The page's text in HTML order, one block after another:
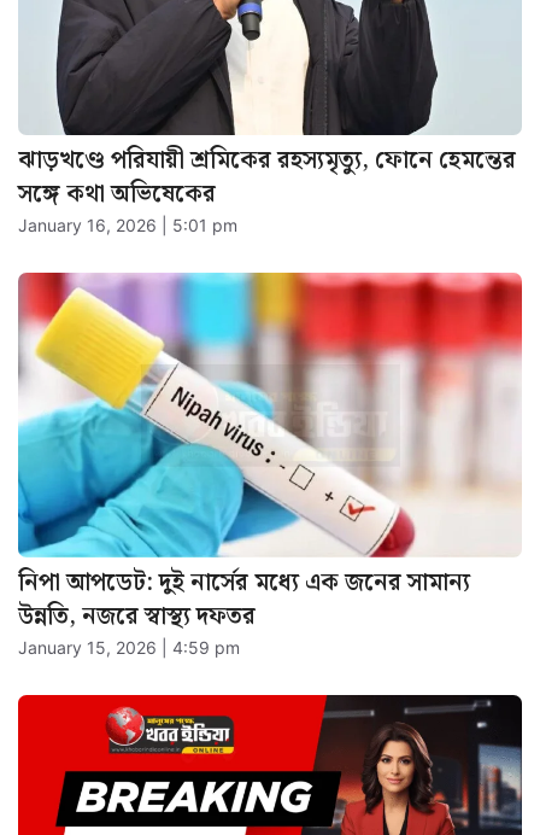
নিপা আপডেট: দুই নার্সের মধ্যে এক জনের সামান্য
উন্নতি, নজরে স্বাস্থ্য দফতর
January 15, 2026 | 4:59 pm
হাওড়া স্টেশন থেকে গ্রেফতার পঞ্জাবের কুখ্যাত গ্যাংয়ের
January 12, 2026 | 6:23 pm